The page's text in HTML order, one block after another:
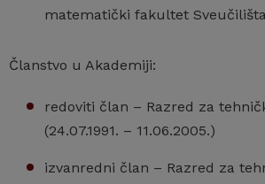
matematički fakultet
Članstvo u Akademiji:
redoviti član – Razred za
(24.07.1991. – 11.06.2005.)
izvanredni član – Razred za